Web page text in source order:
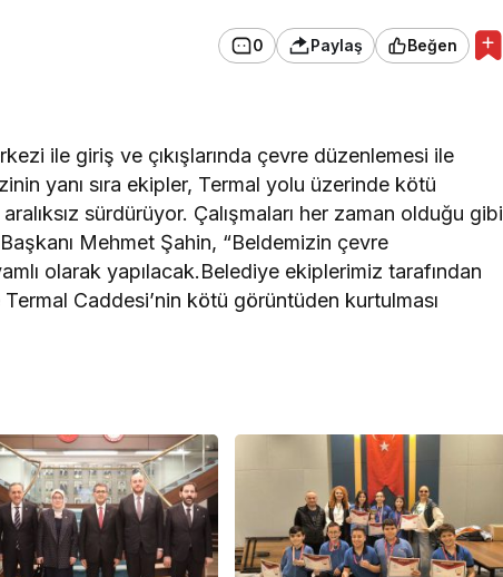
0 Paylaş Beğen
ile giriş ve çıkışlarında çevre düzenlemesi ile
yanı sıra ekipler, Termal yolu üzerinde kötü
sürdürüyor. Çalışmaları her zaman olduğu gibi
Mehmet Şahin, “Beldemizin çevre
olarak yapılacak.Belediye ekiplerimiz tarafından
Caddesi’nin kötü görüntüden kurtulması